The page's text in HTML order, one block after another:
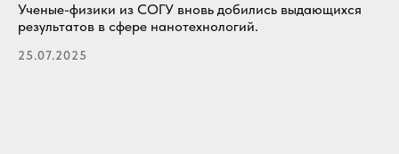
Ученые-физики из СОГУ вновь добились выдающихся
результатов в сфере нанотехнологий.
25.07.2025